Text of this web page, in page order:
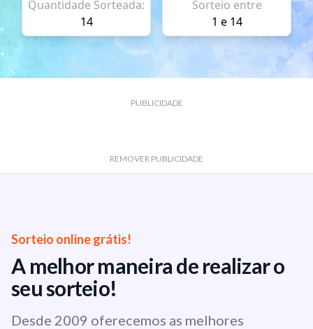
Quantidade Sorteada:
14
Sorteio entre
1 e 14
PUBLICIDADE
REMOVER PUBLICIDADE
Sorteio online grátis!
A melhor maneira de realizar o
seu sorteio!
Desde 2009 oferecemos as melhores